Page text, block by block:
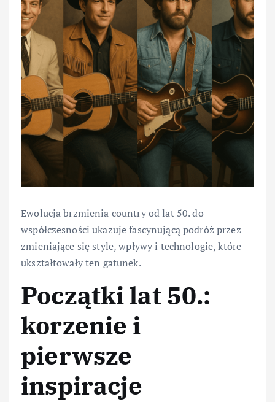
Ewolucja brzmienia country od lat 50. do
współczesności ukazuje fascynującą podróż przez
zmieniające się style, wpływy i technologie, które
ukształtowały ten gatunek.
Początki lat 50.:
korzenie i
pierwsze
inspiracje